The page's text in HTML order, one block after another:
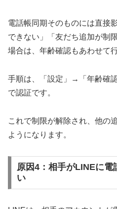
電話帳同期そのものには直接
できない」「友だち追加が制
場合は、年齢確認もあわせて
手順は、「設定」→「年齢確
で認証です。
これで制限が解除され、他の
ようになります。
原因4：相手がLINEに電
い